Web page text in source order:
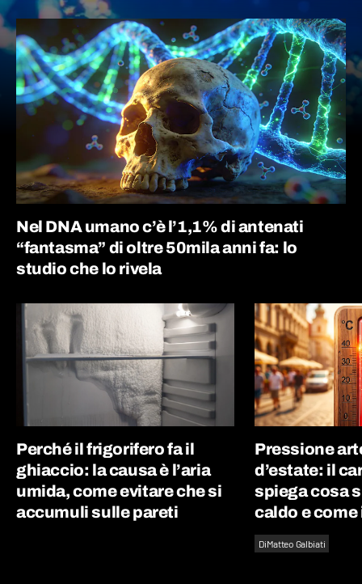
Nel DNA umano c’è l’1,1% di antenati
“fantasma” di oltre 50mila anni fa: lo
studio che lo rivela
Perché il frigorifero fa il
ghiaccio: la causa è l’aria
umida, come evitare che si
accumuli sulle pareti
Pressione
d’estate: il
spiega cosa
caldo e
DiMatteo Galbiati